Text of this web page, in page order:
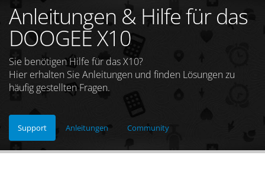
Anleitungen & Hilfe für das
DOOGEE X10
Sie benötigen Hilfe für das X10?
Hier erhalten Sie Anleitungen und finden Lösungen zu
häufig gestellten Fragen.
Support Anleitungen Community